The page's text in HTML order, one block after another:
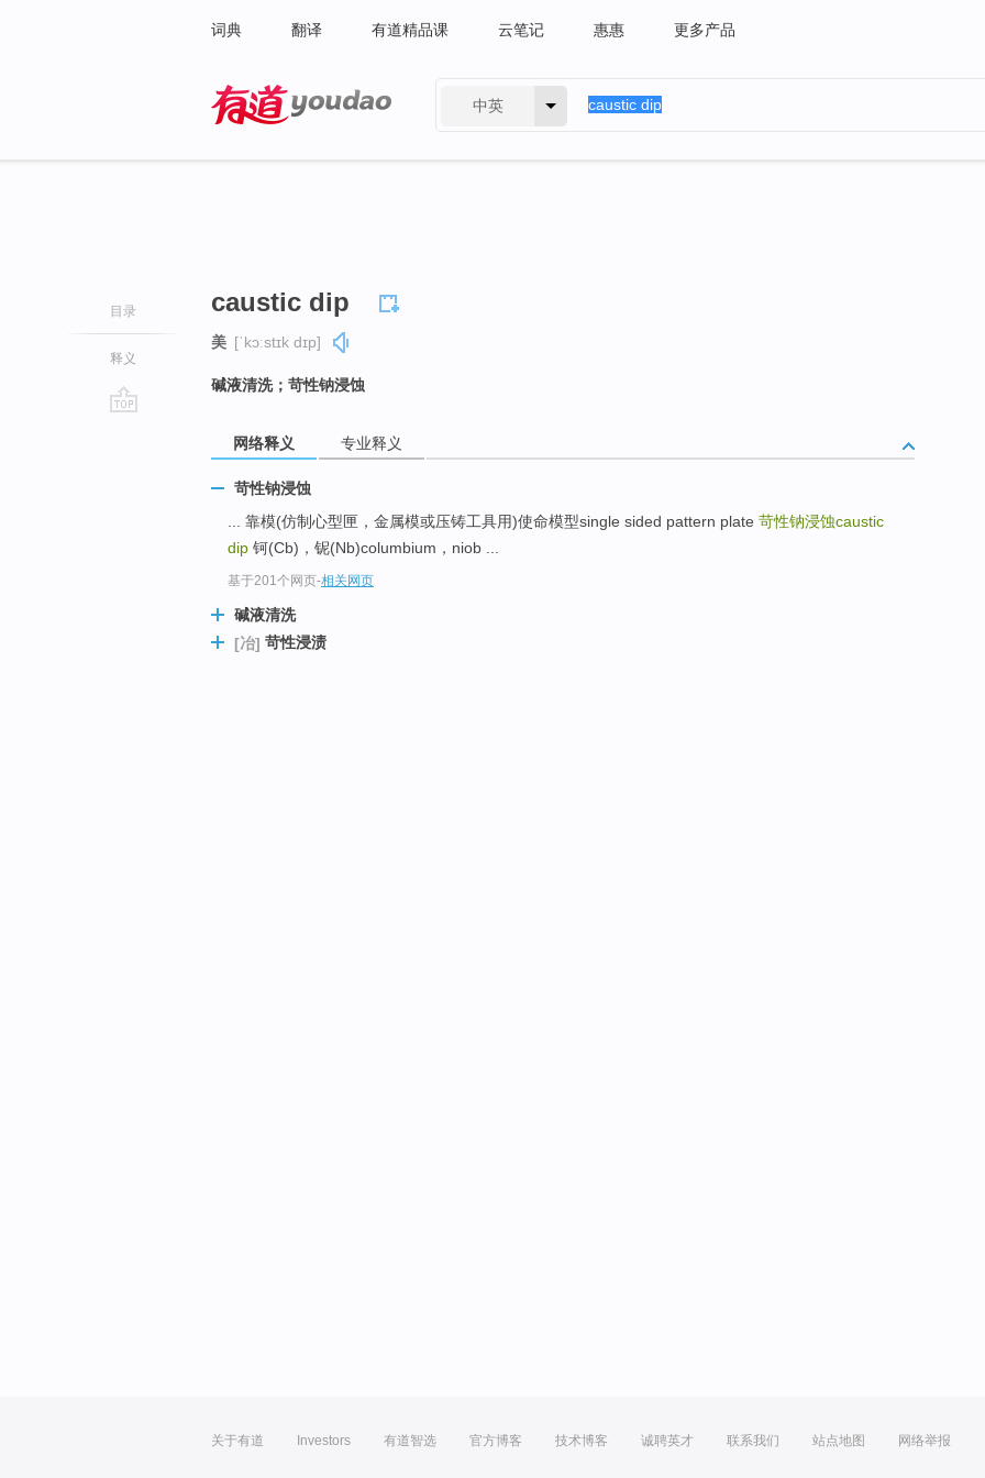
词典 翻译 有道精品课 云笔记 惠惠 更多产品
中英
目录
释义
caustic dip
美 [ˈkɔːstɪk dɪp]
碱液清洗；苛性钠浸蚀
网络释义 专业释义
苛性钠浸蚀
... 靠模(仿制心型匣，金属模或压铸工具用)使命模型single sided pattern plate 苛性钠浸蚀caustic
dip 钶(Cb)，铌(Nb)columbium，niob ...
基于201个网页-相关网页
碱液清洗
[冶] 苛性浸渍
关于有道 Investors 有道智选 官方博客 技术博客 诚聘英才 联系我们 站点地图 网络举报